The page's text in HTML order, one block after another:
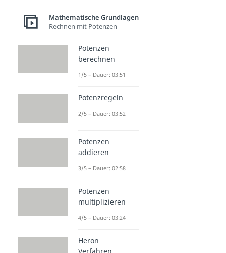
Mathematische Grundlagen
Rechnen mit Potenzen
Potenzen
berechnen
1/5 – Dauer: 03:51
Potenzregeln
2/5 – Dauer: 03:52
Potenzen
addieren
3/5 – Dauer: 02:58
Potenzen
multiplizieren
4/5 – Dauer: 03:24
Heron